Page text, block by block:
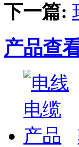
下一篇:
产品查